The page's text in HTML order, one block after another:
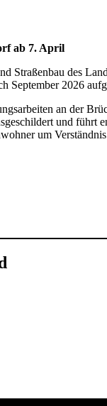
ab 7. April
Straßenbau des
September 2026
an der
und führt
um